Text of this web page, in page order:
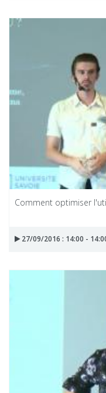
Comment optimiser
27/09/2016 : 14:00 -